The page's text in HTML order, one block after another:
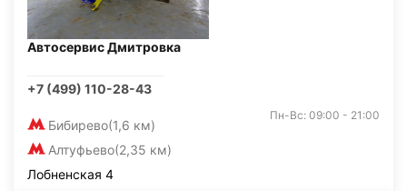
Автосервис Дмитровка
+7 (499) 110-28-43
Бибирево(1,6 км)
Алтуфьево(2,35 км)
Пн-Вс: 09:00 - 21:00
Лобненская 4